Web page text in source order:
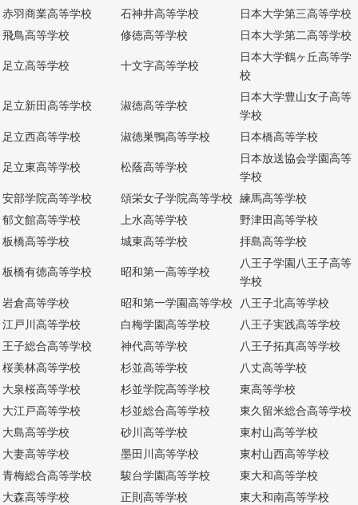
赤羽商業高等学校 石神井高等学校
日本大学第三高等学校
飛鳥高等学校
修徳高等学校 日本大学第二高等学校
足立高等学校 十文字高等学校
日本大学鶴ヶ丘高等学
校
足立新田高等学校 淑徳高等学校
日本大学豊山女子高等
学校
足立西高等学校
淑徳巣鴨高等学校 日本橋高等学校
足立東高等学校 松蔭高等学校
日本放送協会学園高等
学校
安部学院高等学校
頌栄女子学院高等学校
練馬高等学校
郁文館高等学校
上水高等学校
野津田高等学校
板橋高等学校
城東高等学校 拝島高等学校
板橋有徳高等学校 昭和第一高等学校
八王子学園八王子高等
学校
岩倉高等学校
昭和第一学園高等学校
八王子北高等学校
江戸川高等学校
白梅学園高等学校
八王子実践高等学校
王子総合高等学校
神代高等学校
八王子拓真高等学校
桜美林高等学校
杉並高等学校
八丈高等学校
大泉桜高等学校
杉並学院高等学校
東高等学校
大江戸高等学校
杉並総合高等学校
東久留米総合高等学校
大島高等学校
砂川高等学校
東村山高等学校
大妻高等学校
墨田川高等学校
東村山西高等学校
青梅総合高等学校
駿台学園高等学校
東大和高等学校
大森高等学校
正則高等学校
東大和南高等学校